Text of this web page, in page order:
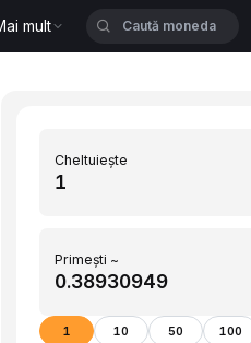
mult
Cheltuiește
Primești ~
1 10 50 100